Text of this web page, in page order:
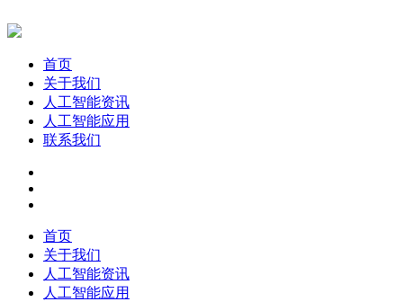
首页
关于我们
人工智能资讯
人工智能应用
联系我们
首页
关于我们
人工智能资讯
人工智能应用